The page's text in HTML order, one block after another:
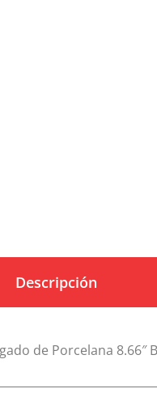
Descripción
de Porcelana 8.66″